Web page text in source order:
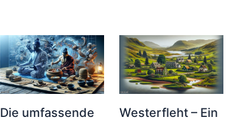
Die umfassende
Westerfleht – Ein